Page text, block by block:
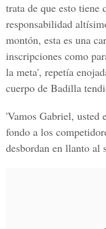
trata de que esto tiene
responsabilidad
montón, esta es una
inscripciones como
la meta', repetía
cuerpo de Badilla
'Vamos Gabriel, usted
fondo a los
desbordan en llanto al